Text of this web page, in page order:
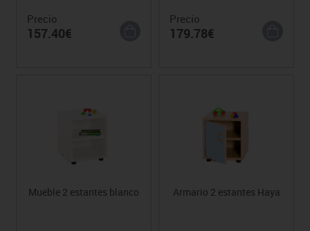
Precio
157.40€
Precio
179.78€
Mueble 2 estantes blanco Armario 2 estantes Haya